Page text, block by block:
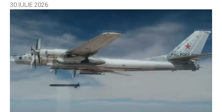
Ucraina
30 IULIE 2026